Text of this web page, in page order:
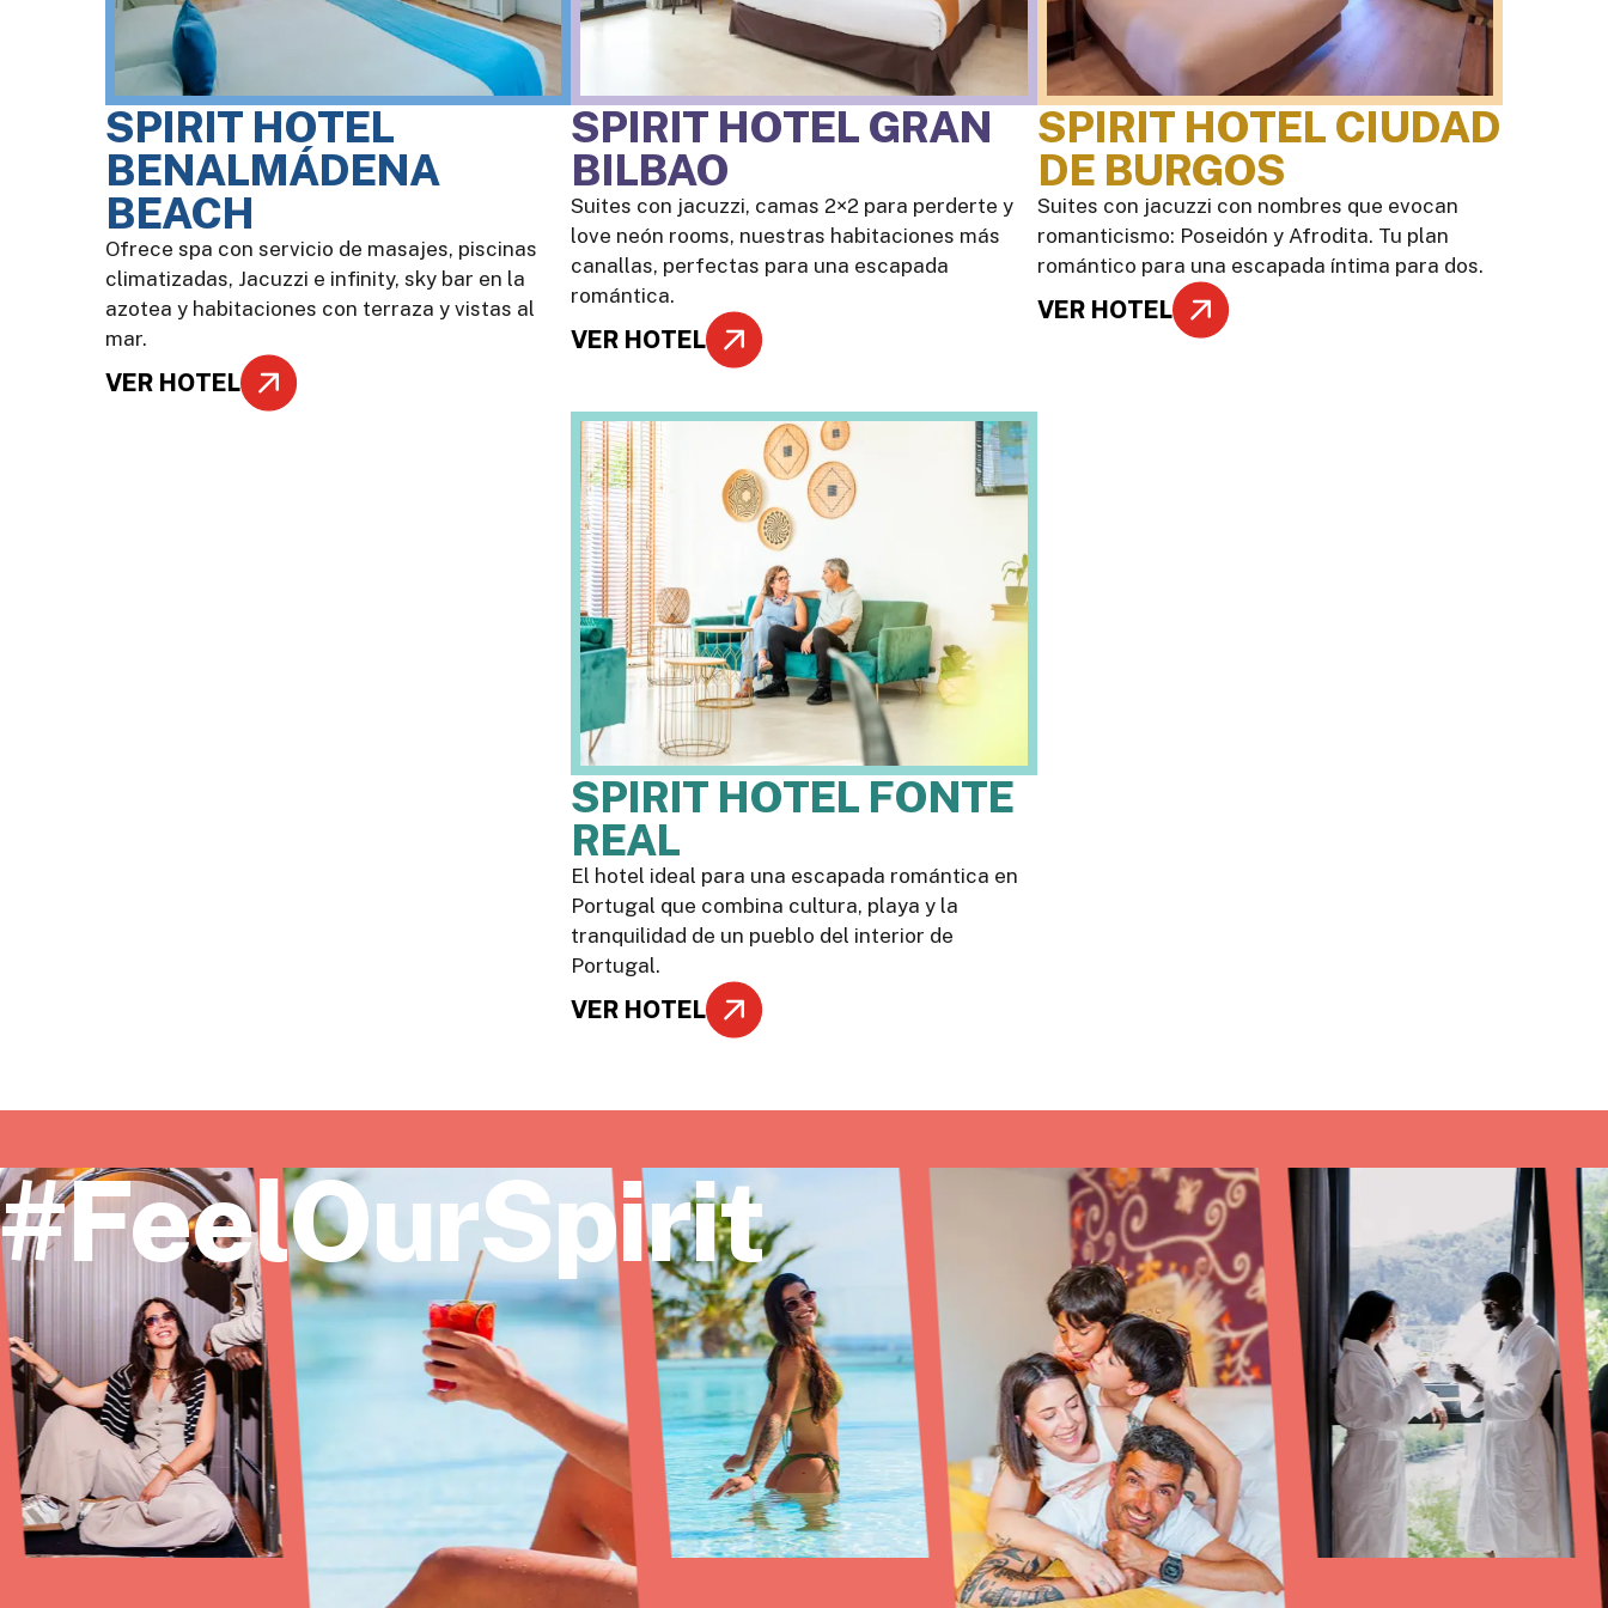
SPIRIT HOTEL
BENALMÁDENA
BEACH
Ofrece spa con servicio de masajes, piscinas
climatizadas, Jacuzzi e infinity, sky bar en la
azotea y habitaciones con terraza y vistas al
mar.
VER HOTEL
SPIRIT HOTEL GRAN
BILBAO
Suites con jacuzzi, camas 2×2 para perderte y
love neón rooms, nuestras habitaciones más
canallas, perfectas para una escapada
romántica.
VER HOTEL
SPIRIT HOTEL CIUDAD
DE BURGOS
Suites con jacuzzi con nombres que evocan
romanticismo: Poseidón y Afrodita. Tu plan
romántico para una escapada íntima para dos.
VER HOTEL
SPIRIT HOTEL FONTE
REAL
El hotel ideal para una escapada romántica en
Portugal que combina cultura, playa y la
tranquilidad de un pueblo del interior de
Portugal.
VER HOTEL
#FeelOurSpirit